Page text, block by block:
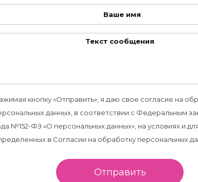
кнопку «Отправить», я даю свое согласие на
данных, в соответствии с Федеральным
№152-ФЗ «О персональных данных», на условиях и
в Согласии на обработку персональных
Отправить